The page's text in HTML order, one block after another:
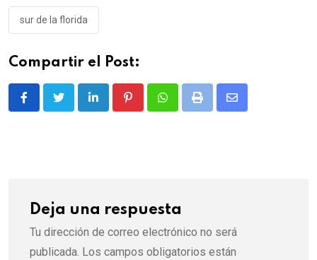
sur de la florida
Compartir el Post:
LinkedIn PinterestWhatsappPrint
Share
Deja una respuesta
Tu dirección de correo electrónico no será
publicada. Los campos obligatorios están